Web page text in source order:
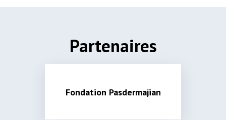
Partenaires
Fondation Pasdermajian